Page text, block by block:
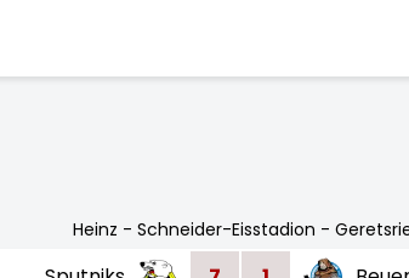
Heinz - Schneider-Eisstadion -